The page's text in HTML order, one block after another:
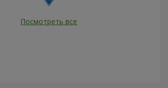
Посмотреть все